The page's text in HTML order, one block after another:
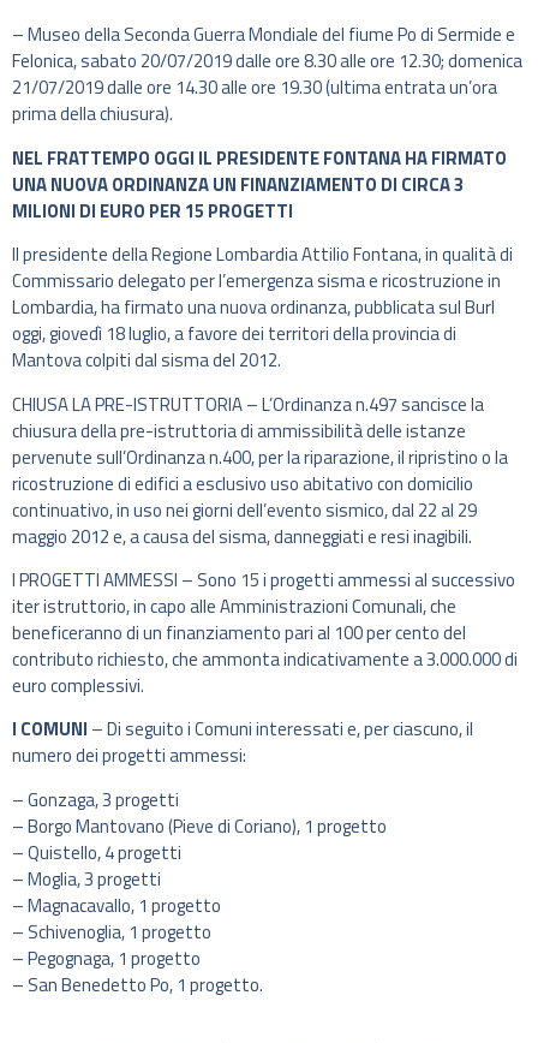
– Museo della Seconda Guerra Mondiale del fiume Po di Sermide e
Felonica, sabato 20/07/2019 dalle ore 8.30 alle ore 12.30; domenica
21/07/2019 dalle ore 14.30 alle ore 19.30 (ultima entrata un’ora
prima della chiusura).
NEL FRATTEMPO OGGI IL PRESIDENTE FONTANA HA FIRMATO
UNA NUOVA ORDINANZA UN FINANZIAMENTO DI CIRCA 3
MILIONI DI EURO PER 15 PROGETTI
Il presidente della Regione Lombardia Attilio Fontana, in qualità di
Commissario delegato per l’emergenza sisma e ricostruzione in
Lombardia, ha firmato una nuova ordinanza, pubblicata sul Burl
oggi, giovedì 18 luglio, a favore dei territori della provincia di
Mantova colpiti dal sisma del 2012.
CHIUSA LA PRE-ISTRUTTORIA – L’Ordinanza n.497 sancisce la
chiusura della pre-istruttoria di ammissibilità delle istanze
pervenute sull’Ordinanza n.400, per la riparazione, il ripristino o la
ricostruzione di edifici a esclusivo uso abitativo con domicilio
continuativo, in uso nei giorni dell’evento sismico, dal 22 al 29
maggio 2012 e, a causa del sisma, danneggiati e resi inagibili.
I PROGETTI AMMESSI – Sono 15 i progetti ammessi al successivo
iter istruttorio, in capo alle Amministrazioni Comunali, che
beneficeranno di un finanziamento pari al 100 per cento del
contributo richiesto, che ammonta indicativamente a 3.000.000 di
euro complessivi.
I COMUNI – Di seguito i Comuni interessati e, per ciascuno, il
numero dei progetti ammessi:
– Gonzaga, 3 progetti
– Borgo Mantovano (Pieve di Coriano), 1 progetto
– Quistello, 4 progetti
– Moglia, 3 progetti
– Magnacavallo, 1 progetto
– Schivenoglia, 1 progetto
– Pegognaga, 1 progetto
– San Benedetto Po, 1 progetto.